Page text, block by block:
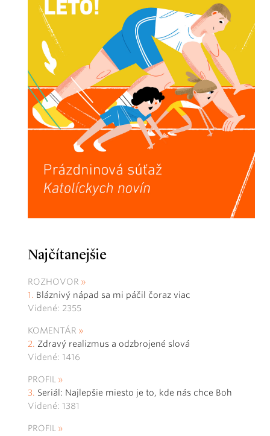
Najčítanejšie
ROZHOVOR
Bláznivý nápad sa mi páčil čoraz viac
Videné: 2355
KOMENTÁR
Zdravý realizmus a odzbrojené slová
Videné: 1416
PROFIL
Seriál: Najlepšie miesto je to, kde nás chce Boh
Videné: 1381
PROFIL